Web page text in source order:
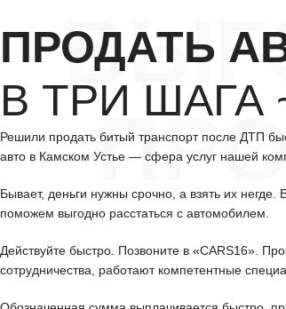
ПРОДАТЬ
В ТРИ ШАГА
Решили продать битый транспорт после ДТП
авто в Камском Устье — сфера услуг нашей
Бывает, деньги нужны срочно, а взять их негде.
поможем выгодно расстаться с автомобилем.
Действуйте быстро. Позвоните в «CARS16».
сотрудничества, работают компетентные